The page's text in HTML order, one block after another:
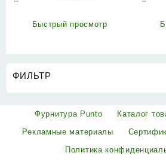
Быстрый просмотр
ФИЛЬТР
Фурнитура Punto Каталог
Рекламные материалы
Политика